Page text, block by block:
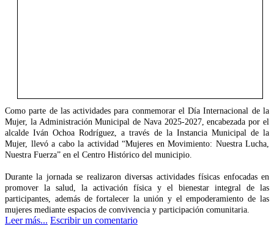
Como parte de las actividades para conmemorar el Día Internacional de la
Mujer, la Administración Municipal de Nava 2025-2027, encabezada por el
alcalde Iván Ochoa Rodríguez, a través de la Instancia Municipal de la
Mujer, llevó a cabo la actividad “Mujeres en Movimiento: Nuestra Lucha,
Nuestra Fuerza” en el Centro Histórico del municipio.
Durante la jornada se realizaron diversas actividades físicas enfocadas en
promover la salud, la activación física y el bienestar integral de las
participantes, además de fortalecer la unión y el empoderamiento de las
mujeres mediante espacios de convivencia y participación comunitaria.
Leer más... Escribir un comentario